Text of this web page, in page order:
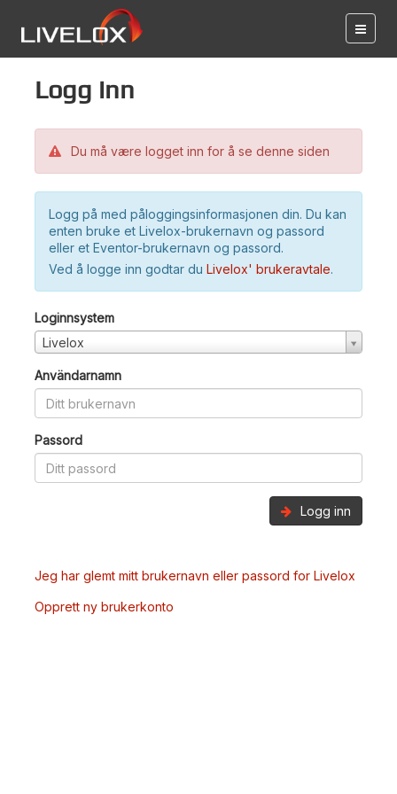
Logg inn
Du må være logget inn for å se denne siden
Logg på med påloggingsinformasjonen din. Du kan
enten bruke et Livelox-brukernavn og passord
eller et Eventor-brukernavn og passord.
Ved å logge inn godtar du Livelox' brukeravtale.
Loginnsystem
Livelox
Användarnamn
Passord
Logg inn
Jeg har glemt mitt brukernavn eller passord for Livelox
Opprett ny brukerkonto